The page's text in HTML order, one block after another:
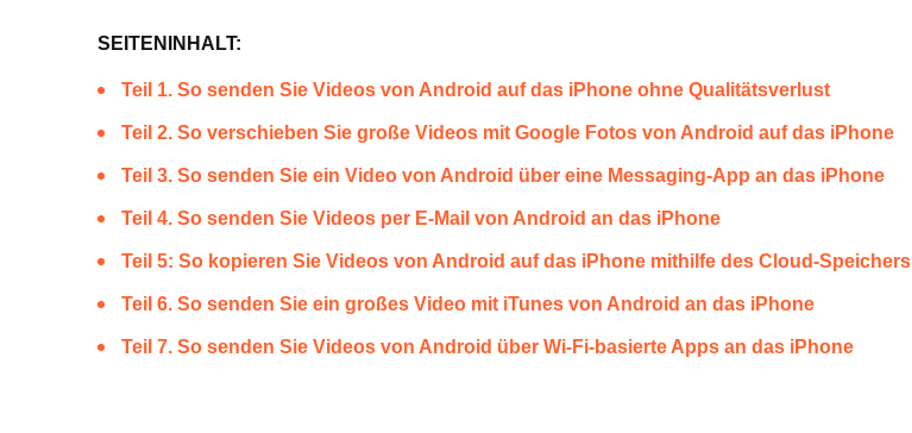
SEITENINHALT:
Teil 1. So senden Sie Videos von Android auf das iPhone ohne Qualitätsverlust
Teil 2. So verschieben Sie große Videos mit Google Fotos von Android auf das iPhone
Teil 3. So senden Sie ein Video von Android über eine Messaging-App an das iPhone
Teil 4. So senden Sie Videos per E-Mail von Android an das iPhone
Teil 5: So kopieren Sie Videos von Android auf das iPhone mithilfe des Cloud-Speichers
Teil 6. So senden Sie ein großes Video mit iTunes von Android an das iPhone
Teil 7. So senden Sie Videos von Android über Wi-Fi-basierte Apps an das iPhone